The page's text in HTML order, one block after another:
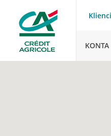
KONTA